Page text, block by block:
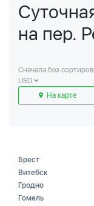
на пер.
Сначала без
USD
На карте
Брест
Витебск
Гродно
Гомель